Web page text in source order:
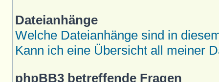
Dateianhänge
Welche Dateianhänge sind in
Kann ich eine Übersicht all meiner
phpBB3 betreffende Fragen